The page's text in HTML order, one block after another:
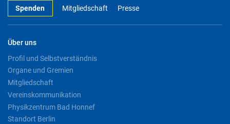
Spenden Mitgliedschaft Presse
Über uns
Profil und Selbstverständnis
Organe und Gremien
Mitgliedschaft
Vereinskommunikation
Physikzentrum Bad Honnef
Standort Berlin